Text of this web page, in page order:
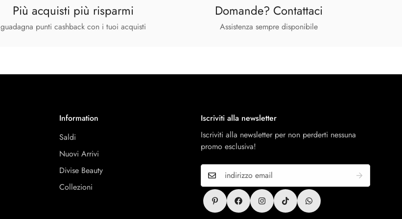
Più acquisti più risparmi
guadagna punti cashback con i tuoi acquisti
Domande? Contattaci
Assistenza sempre disponibile
Information
Saldi
Nuovi Arrivi
Divise Beauty
Collezioni
Iscriviti alla newsletter
Iscriviti alla newsletter per non perderti nessuna
promo esclusiva!